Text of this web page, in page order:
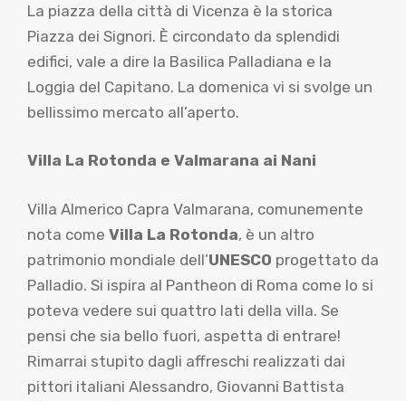
La piazza della città di Vicenza è la storica
Piazza dei Signori. È circondato da splendidi
edifici, vale a dire la Basilica Palladiana e la
Loggia del Capitano. La domenica vi si svolge un
bellissimo mercato all’aperto.
Villa La Rotonda e Valmarana ai Nani
Villa Almerico Capra Valmarana, comunemente
nota come Villa La Rotonda, è un altro
patrimonio mondiale dell’UNESCO progettato da
Palladio. Si ispira al Pantheon di Roma come lo si
poteva vedere sui quattro lati della villa. Se
pensi che sia bello fuori, aspetta di entrare!
Rimarrai stupito dagli affreschi realizzati dai
pittori italiani Alessandro, Giovanni Battista